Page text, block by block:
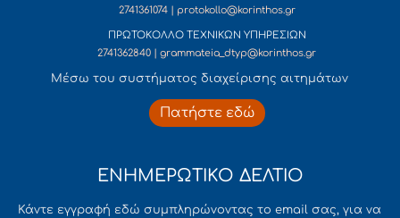
2741361074 | protokollo@korinthos.gr
ΠΡΩΤΟΚΟΛΛΟ ΤΕΧΝΙΚΩΝ ΥΠΗΡΕΣΙΩΝ
2741362840 | grammateia_dtyp@korinthos.gr
Mέσω του συστήματος διαχείρισης αιτημάτων
Πατήστε εδώ
ΕΝΗΜΕΡΩΤΙΚΟ ΔΕΛΤΙΟ
Κάντε εγγραφή εδώ συμπληρώνοντας το email σας, για να